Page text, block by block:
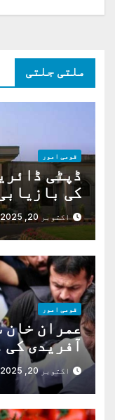
ملتی جلتی
قومی امور
ڈپٹی
کی بازیابی 3 روز کی
اکتوبر 20, 2025
قومی امور
عمران خان
آفریدی کی
دوراکتوبر 20, 2025